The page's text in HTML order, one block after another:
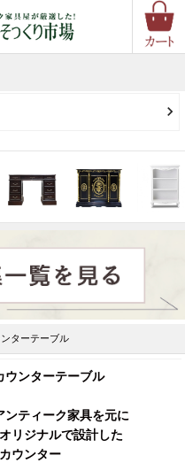
ターテーブル
ウンターテーブル
ンティーク家具を元に
リジナルで設計した
ウンター